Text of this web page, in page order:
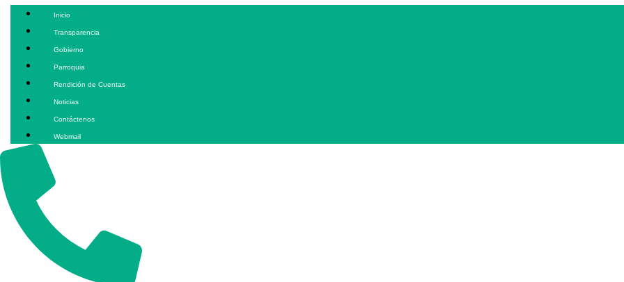
Inicio
Transparencia
Gobierno
Parroquia
Rendición de Cuentas
Noticias
Contáctenos
Webmail